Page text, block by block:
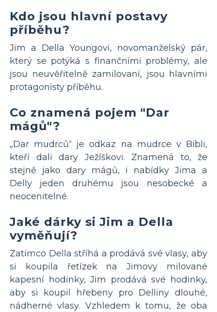
Kdo jsou hlavní postavy
příběhu?
Jim a Della Youngovi, novomanželský pár,
který se potýká s finančními problémy, ale
jsou neuvěřitelně zamilovaní, jsou hlavními
protagonisty příběhu.
Co znamená pojem "Dar
mágů"?
„Dar mudrců“ je odkaz na mudrce v Bibli,
kteří dali dary Ježíškovi. Znamená to, že
stejně jako dary mágů, i nabídky Jima a
Delly jeden druhému jsou nesobecké a
neocenitelné.
Jaké dárky si Jim a Della
vyměňují?
Zatímco Della stříhá a prodává své vlasy, aby
si koupila řetízek na Jimovy milované
kapesní hodinky, Jim prodává své hodinky,
aby si koupil hřebeny pro Delliny dlouhé,
nádherné vlasy. Vzhledem k tomu, že oba